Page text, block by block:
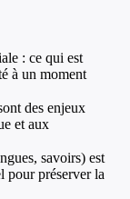
: ce qui est
à un moment
des enjeux
et aux
savoirs) est
pour préserver la